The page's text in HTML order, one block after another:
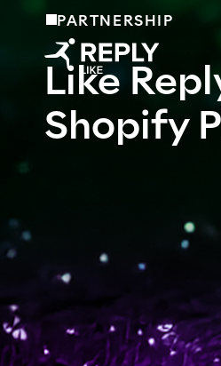
PARTNERSHIP
Like
Shopify